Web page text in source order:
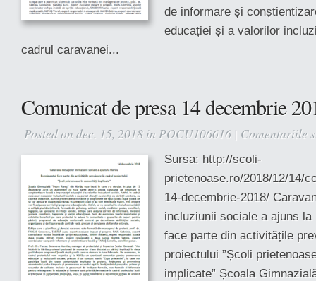
de informare și
educației și a valorilor
cadrul caravanei...
Comunicat de presa 14 decembrie
Posted on dec. 15, 2018 in POCU106616 | Comentariile
Sursa: http://scoli-
prietenoase.ro/2018/12/14/
14-decembrie-2018/
incluziunii sociale a ajuns la
face parte din activitățile
proiectului ”Școli
implicate” Școala